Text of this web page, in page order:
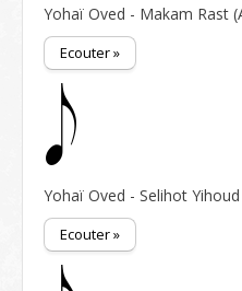
Yohaï Oved - Makam Rast
Ecouter »
Yohaï Oved - Selihot
Ecouter »